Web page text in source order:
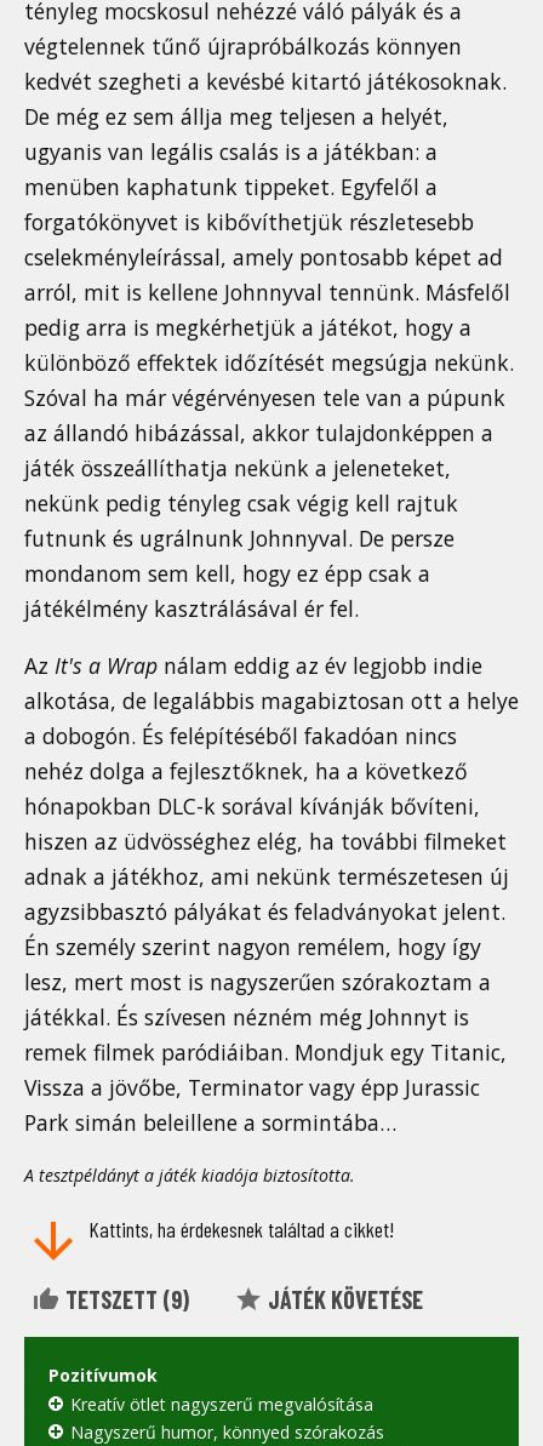
tényleg mocskosul nehézzé váló pályák és a
végtelennek tűnő újrapróbálkozás könnyen
kedvét szegheti a kevésbé kitartó játékosoknak.
De még ez sem állja meg teljesen a helyét,
ugyanis van legális csalás is a játékban: a
menüben kaphatunk tippeket. Egyfelől a
forgatókönyvet is kibővíthetjük részletesebb
cselekményleírással, amely pontosabb képet ad
arról, mit is kellene Johnnyval tennünk. Másfelől
pedig arra is megkérhetjük a játékot, hogy a
különböző effektek időzítését megsúgja nekünk.
Szóval ha már végérvényesen tele van a púpunk
az állandó hibázással, akkor tulajdonképpen a
játék összeállíthatja nekünk a jeleneteket,
nekünk pedig tényleg csak végig kell rajtuk
futnunk és ugrálnunk Johnnyval. De persze
mondanom sem kell, hogy ez épp csak a
játékélmény kasztrálásával ér fel.
Az It's a Wrap nálam eddig az év legjobb indie
alkotása, de legalábbis magabiztosan ott a helye
a dobogón. És felépítéséből fakadóan nincs
nehéz dolga a fejlesztőknek, ha a következő
hónapokban DLC-k sorával kívánják bővíteni,
hiszen az üdvösséghez elég, ha további filmeket
adnak a játékhoz, ami nekünk természetesen új
agyzsibbasztó pályákat és feladványokat jelent.
Én személy szerint nagyon remélem, hogy így
lesz, mert most is nagyszerűen szórakoztam a
játékkal. És szívesen nézném még Johnnyt is
remek filmek paródiáiban. Mondjuk egy Titanic,
Vissza a jövőbe, Terminator vagy épp Jurassic
Park simán beleillene a sormintába…
A tesztpéldányt a játék kiadója biztosította.
Kattints, ha érdekesnek találtad a cikket!
TETSZETT (9) JÁTÉK KÖVETÉSE
Pozitívumok
Kreatív ötlet nagyszerű megvalósítása
Nagyszerű humor, könnyed szórakozás